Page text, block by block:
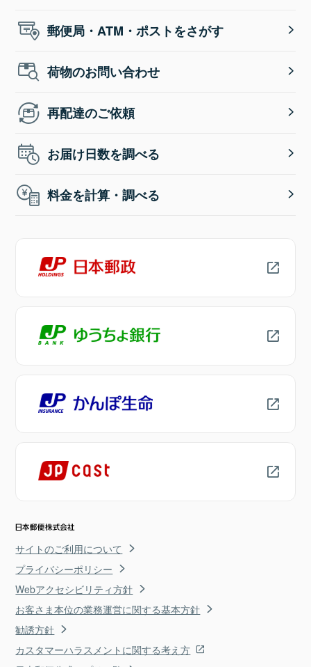
郵便局・ATM・ポストをさがす
荷物のお問い合わせ
再配達のご依頼
お届け日数を調べる
料金を計算・調べる
サイトのご利用について
プライバシーポリシー
Webアクセシビリティ方針
お客さま本位の業務運営に関する基本方針
勧誘方針
カスタマーハラスメントに関する考え方